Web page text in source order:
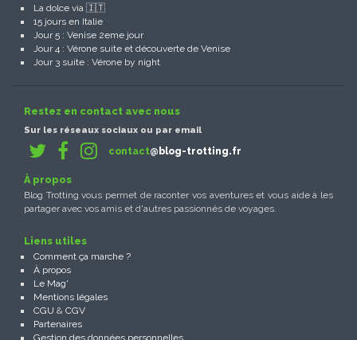
La dolce via 🇮🇹
15 jours en Italie
Jour 5 : Venise 2eme jour
Jour 4 : Vérone suite et découverte de Venise
Jour 3 suite : Vérone by night
Restez en contact avec nous
Sur les réseaux sociaux ou par email
contact@blog-trotting.fr
À propos
Blog Trotting vous permet de raconter vos aventures et vous aide à les
partager avec vos amis et d'autres passionnés de voyages.
Liens utiles
Comment ça marche ?
À propos
Le Mag'
Mentions légales
CGU & CGV
Partenaires
Gestion des données personnelles